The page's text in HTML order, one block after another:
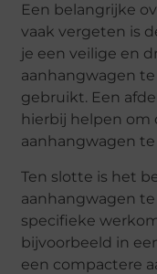
Een belangrijke
vaak vergeten is
je een veilige en
aanhangwagen
gebruikt. Een
hierbij helpen om
aanhangwagen
Ten slotte is het
aanhangwagen
specifieke
bijvoorbeeld in
een compactere